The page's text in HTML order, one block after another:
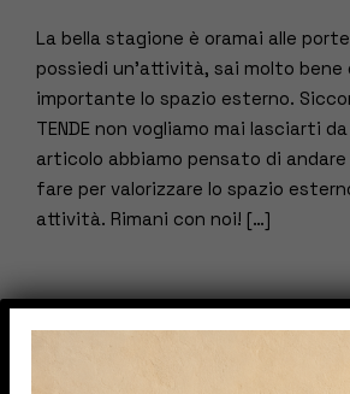
La bella stagione è oramai alle
possiedi un’attività, sai molto bene
importante lo spazio esterno.
TENDE non vogliamo mai lasciarti
articolo abbiamo pensato di andare
fare per valorizzare lo spazio
attività. Rimani con noi! […]
READ MORE